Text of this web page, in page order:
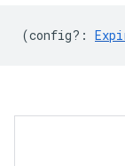
(config? :